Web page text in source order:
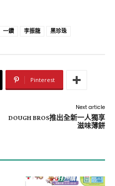
一鑽 李振龍 黑珍珠
Pinterest
Next article
DOUGH BROS推出全新一人獨享
滋味薄餅